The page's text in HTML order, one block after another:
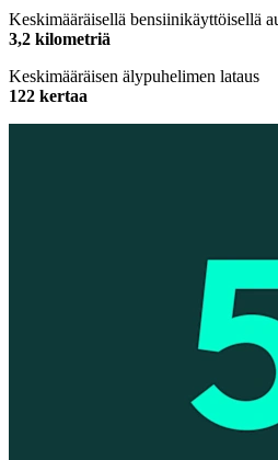
Keskimääräisellä bensiinikäyttöisellä
3,2 kilometriä
Keskimääräisen älypuhelimen lataus
122 kertaa